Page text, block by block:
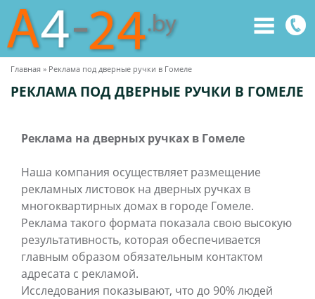
здесь
Главная » Реклама под дверные ручки в Гомеле
РЕКЛАМА ПОД ДВЕРНЫЕ РУЧКИ В ГОМЕЛЕ
Реклама на дверных ручках в Гомеле
Наша компания осуществляет размещение
рекламных листовок на дверных ручках в
многоквартирных домах в городе Гомеле.
Реклама такого формата показала свою высокую
результативность, которая обеспечивается
главным образом обязательным контактом
адресата с рекламой.
Исследования показывают, что до 90% людей